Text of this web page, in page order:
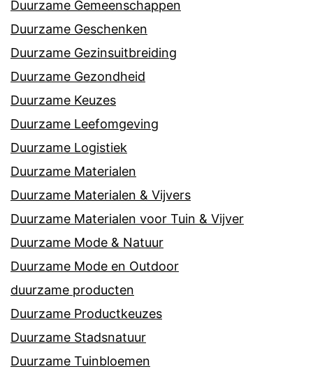
Duurzame Gemeenschappen
Duurzame Geschenken
Duurzame Gezinsuitbreiding
Duurzame Gezondheid
Duurzame Keuzes
Duurzame Leefomgeving
Duurzame Logistiek
Duurzame Materialen
Duurzame Materialen & Vijvers
Duurzame Materialen voor Tuin & Vijver
Duurzame Mode & Natuur
Duurzame Mode en Outdoor
duurzame producten
Duurzame Productkeuzes
Duurzame Stadsnatuur
Duurzame Tuinbloemen